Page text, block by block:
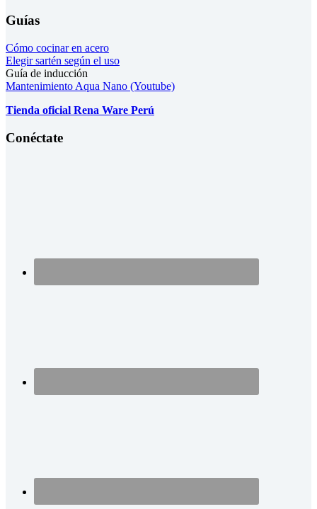
Guías
Cómo cocinar en acero
Elegir sartén según el uso
Guía de inducción
Mantenimiento Aqua Nano (Youtube)
Tienda oficial Rena Ware Perú
Conéctate